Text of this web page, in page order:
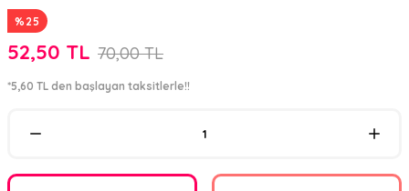
%25
52,50 TL 70,00 TL
*5,60 TL den başlayan taksitlerle!!